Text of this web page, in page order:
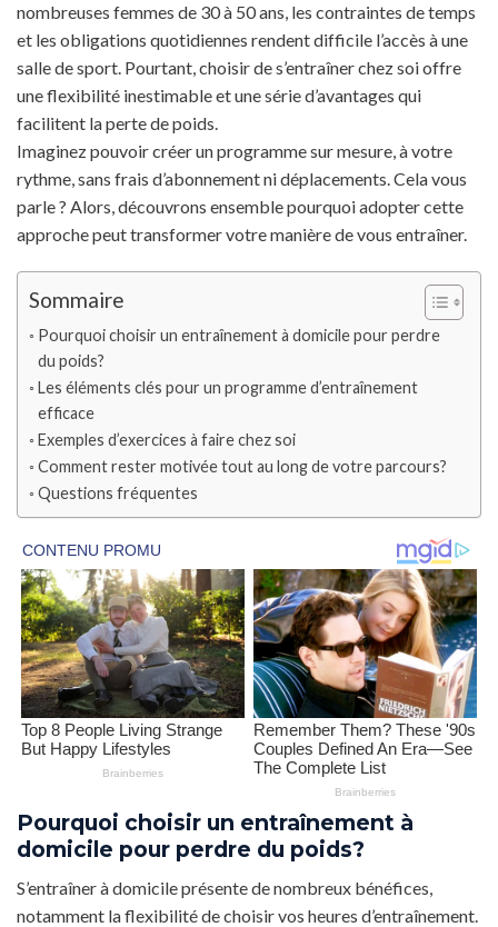
nombreuses femmes de 30 à 50 ans, les contraintes de temps
et les obligations quotidiennes rendent difficile l’accès à une
salle de sport. Pourtant, choisir de s’entraîner chez soi offre
une flexibilité inestimable et une série d’avantages qui
facilitent la perte de poids.
Imaginez pouvoir créer un programme sur mesure, à votre
rythme, sans frais d’abonnement ni déplacements. Cela vous
parle ? Alors, découvrons ensemble pourquoi adopter cette
approche peut transformer votre manière de vous entraîner.
Sommaire
Pourquoi choisir un entraînement à domicile pour perdre
du poids?
Les éléments clés pour un programme d’entraînement
efficace
Exemples d’exercices à faire chez soi
Comment rester motivée tout au long de votre parcours?
Questions fréquentes
Pourquoi choisir un entraînement à
domicile pour perdre du poids?
S’entraîner à domicile présente de nombreux bénéfices,
notamment la flexibilité de choisir vos heures d’entraînement.